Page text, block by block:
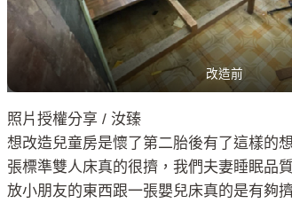
改造前
照片授權分享 / 汝臻
想改造兒童房是懷了第二胎後有了這樣的
張標準雙人床真的很擠，我們夫妻睡眠品
放小朋友的東西跟一張嬰兒床真的是有夠